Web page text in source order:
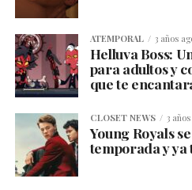
ATEMPORAL 3 años
Helluva Boss:
para adultos y
que te
CLOSET NEWS 3
Young Royals
temporada y ya